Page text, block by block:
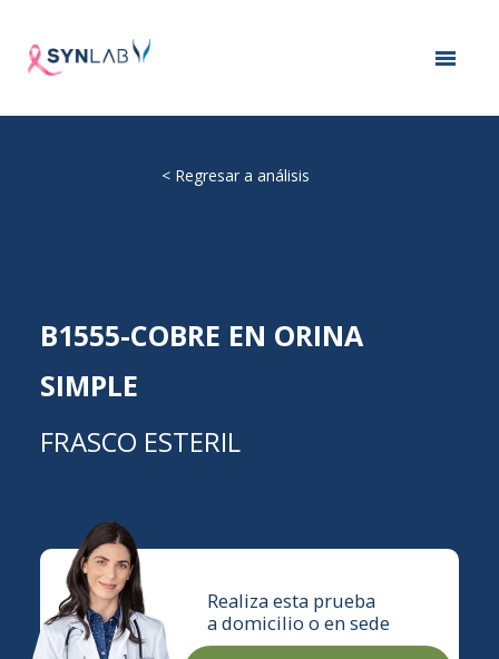
< Regresar a análisis
B1555-COBRE EN ORINA
SIMPLE
FRASCO ESTERIL
Realiza esta prueba
a domicilio o en sede